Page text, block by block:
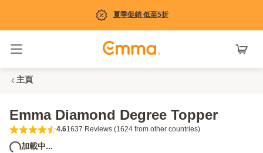
夏季促銷 低至5折
主頁
Emma Diamond Degree Topper
4.6 out of 5 stars 1637 Reviews (1624
4.61637 Reviews (1624 from other countries)
加載中...